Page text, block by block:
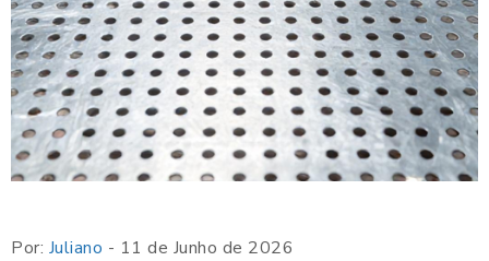
Por: Juliano - 11 de Junho de 2026